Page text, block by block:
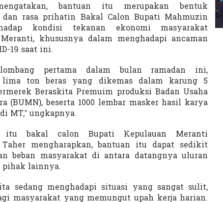
bantuan itu merupakan bentuk
dan rasa prihatin Bakal Calon Bupati Mahmuzin
kondisi tekanan ekonomi masyarakat
khususnya dalam menghadapi ancaman
19 saat ini.
pertama dalam bulan ramadan ini,
lima ton beras yang dikemas dalam karung 5
Beraskita Premuim produksi Badan Usaha
(BUMN), beserta 1000 lembar masker hasil karya
MT,” ungkapnya.
itu bakal calon Bupati Kepulauan Meranti
mengharapkan, bantuan itu dapat sedikit
beban masyarakat di antara datangnya uluran
pihak lainnya.
sedang menghadapi situasi yang sangat sulit,
masyarakat yang memungut upah kerja harian.
Cegah Konflik dan Dukung
Penataan Ruang
dan Harapan